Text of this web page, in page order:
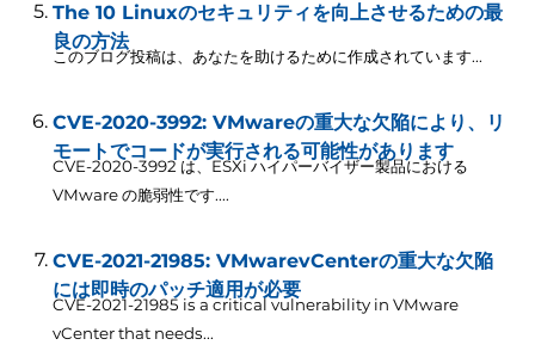
The 10 Linuxのセキュリティを向上させるための最
良の方法
このブログ投稿は、あなたを助けるために作成されています...
CVE-2020-3992: VMwareの重大な欠陥により、リ
モートでコードが実行される可能性があります
CVE-2020-3992 は、ESXi ハイパーバイザー製品における
VMware の脆弱性です....
CVE-2021-21985: VMwarevCenterの重大な欠陥
には即時のパッチ適用が必要
CVE-2021-21985 is a critical vulnerability in VMware
vCenter that needs...